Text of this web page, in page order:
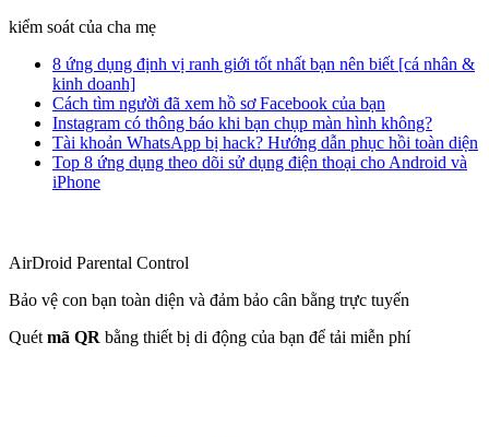
kiểm soát của cha mẹ
8 ứng dụng định vị ranh giới tốt nhất bạn nên biết [cá nhân &
kinh doanh]
Cách tìm người đã xem hồ sơ Facebook của bạn
Instagram có thông báo khi bạn chụp màn hình không?
Tài khoản WhatsApp bị hack? Hướng dẫn phục hồi toàn diện
Top 8 ứng dụng theo dõi sử dụng điện thoại cho Android và
iPhone
AirDroid Parental Control
Bảo vệ con bạn toàn diện và đảm bảo cân bằng trực tuyến
Quét mã QR bằng thiết bị di động của bạn để tải miễn phí